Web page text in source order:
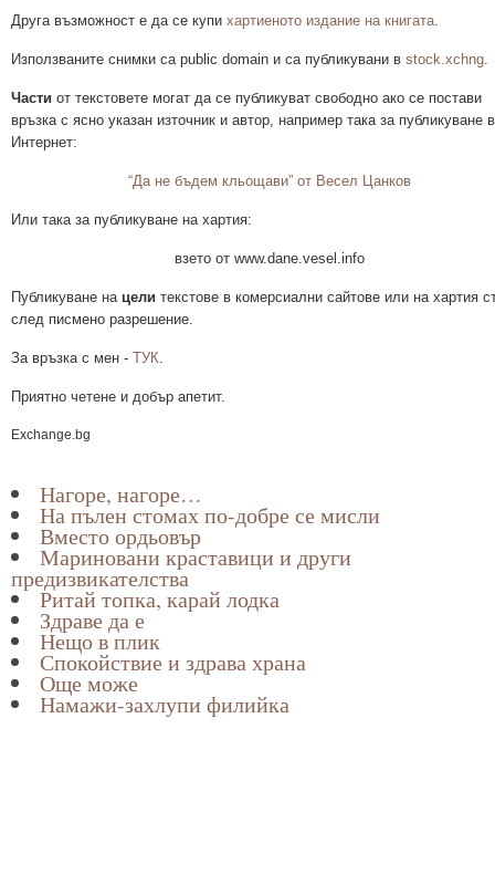
Друга възможност е да се купи хартиеното издание на книгата
Използваните снимки са public domain и са публикувани в stock.xchng
Части от текстовете могат да се публикуват свободно ако се постави
връзка с ясно указан източник и автор, например така за публикуване в
Интернет:
“Да не бъдем кльощави” от Весел Цанков
Или така за публикуване на хартия:
взето от www.dane.vesel.info
Публикуване на цели текстове в комерсиални сайтове или на хартия
след писмено разрешение.
За връзка с мен - ТУК
Приятно четене и добър апетит.
Exchange.bg
Нагоре, нагоре…
На пълен стомах по-добре се мисли
Вместо ордьовър
Мариновани краставици и други
предизвикателства
Ритай топка, карай лодка
Здраве да е
Нещо в плик
Спокойствие и здрава храна
Още може
Намажи-захлупи филийка